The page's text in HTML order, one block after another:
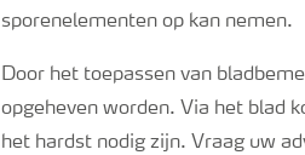
sporenelementen op kan nemen.
Door het toepassen van
opgeheven worden. Via het blad
het hardst nodig zijn. Vraag uw